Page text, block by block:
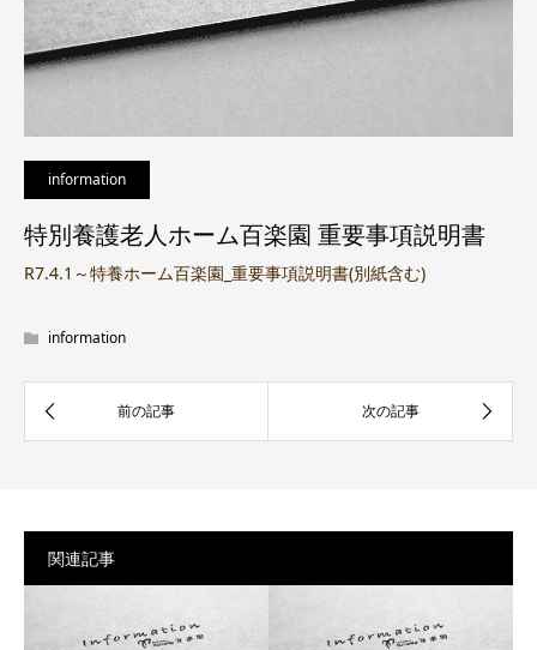
information
特別養護老人ホーム百楽園 重要事項説明書
R7.4.1～特養ホーム百楽園_重要事項説明書(別紙含む)
information
関連記事